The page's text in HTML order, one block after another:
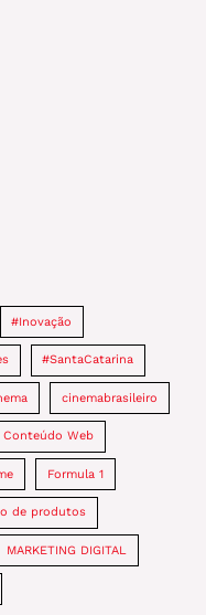
#Inovação
#SantaCatarina
cinemabrasileiro
Conteúdo Web
Formula 1
de produtos
MARKETING DIGITAL